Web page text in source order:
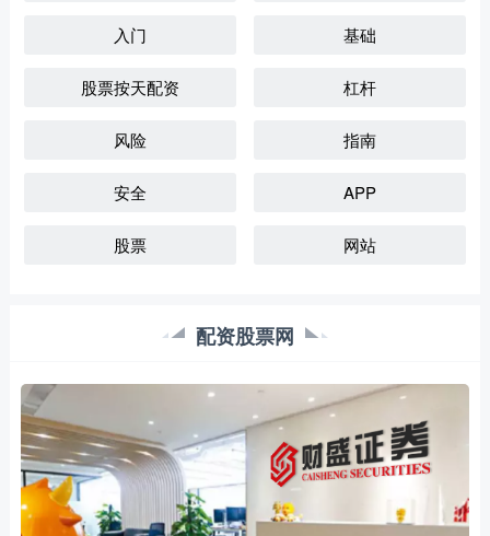
入门 基础
股票按天配资 杠杆
风险 指南
安全 APP
股票 网站
配资股票网